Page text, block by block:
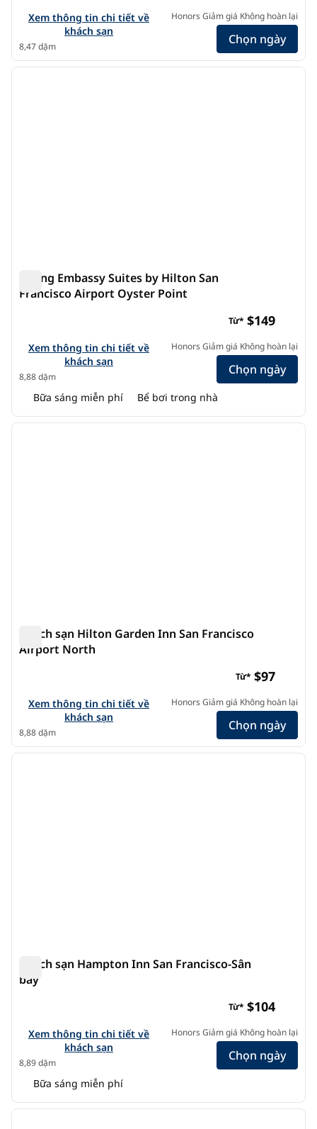
Xem chi tiết khách sạn cho Doubletree by Hilton San
Xem thông tin chi tiết về
khách sạn
8,47 dặm
Honors Giảm giá Không hoàn lại
Chọn ngày
1/12
1/12
ảnh
Phòng Embassy Suites by Hilton San
Francisco Airport Oyster Point
Xem chi tiết khách sạn cho Embassy Suites by Hilton San
Xem thông tin chi tiết về
khách sạn
8,88 dặm
Từ* $149
Honors Giảm giá Không hoàn lại
Chọn ngày
Bữa sáng miễn phí Bể bơi trong nhà
1/12
1/12
ảnh
Khách sạn Hilton Garden Inn San Francisco
Airport North
Xem chi tiết khách sạn cho Hilton Garden Inn San
Xem thông tin chi tiết về
khách sạn
8,88 dặm
Từ* $97
Honors Giảm giá Không hoàn lại
Chọn ngày
1/12
1/12
ảnh
Khách sạn Hampton Inn San Francisco-Sân
bay
Xem chi tiết khách sạn tại Hampton Inn San Francisco-
Xem thông tin chi tiết về
khách sạn
8,89 dặm
Từ* $104
Honors Giảm giá Không hoàn lại
Chọn ngày
Bữa sáng miễn phí
1/12
1/12
ảnh